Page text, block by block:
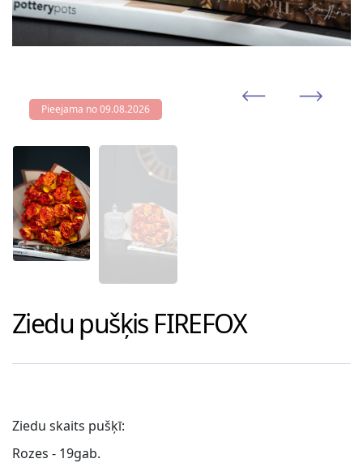
Pieejama no 09.08.2026
Ziedu pušķis FIREFOX
Ziedu skaits pušķī:
Rozes - 19gab.